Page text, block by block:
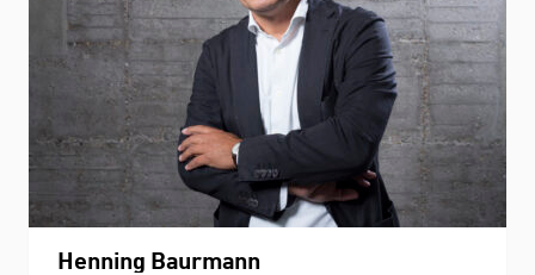
Henning Baurmann